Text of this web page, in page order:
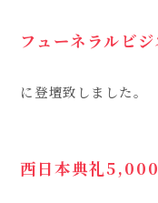
フューネラルビ
に登壇致しました。
西日本典礼